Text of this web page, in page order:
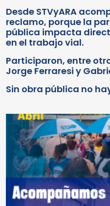
Desde STVyARA
reclamo, porque la
pública impacta
en el trabajo vial.
Participaron, entre
Jorge Ferraresi y
Sin obra pública no